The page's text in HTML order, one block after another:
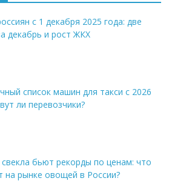
с 1 декабря 2025 года: две
декабрь и рост ЖКХ
список машин для такси с 2026
ли перевозчики?
бьют рекорды по ценам: что
на рынке овощей в России?